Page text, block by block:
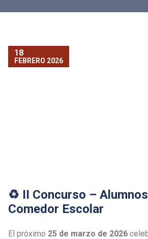
18
FEBRERO 2026
♻️ II Concurso –
Comedor Escolar
El próximo 25 de marzo de 2026